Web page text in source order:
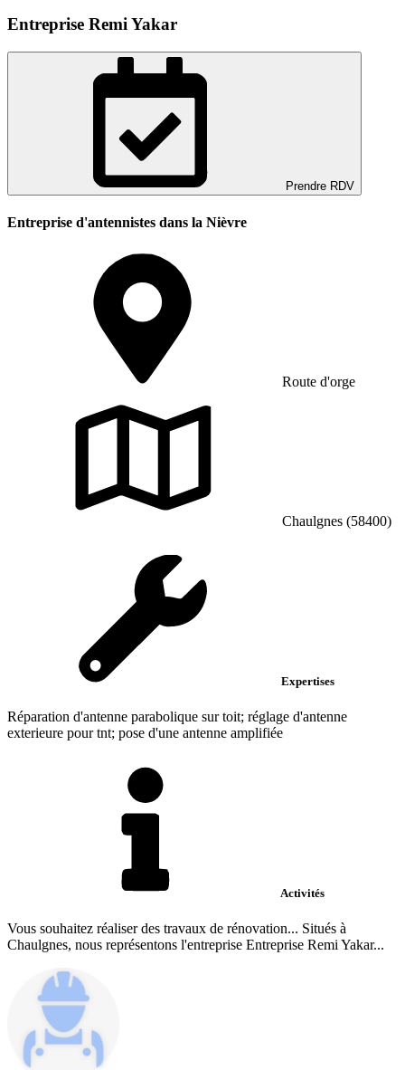
Entreprise Remi Yakar
Prendre RDV
Entreprise d'antennistes dans la Nièvre
Route d'orge
Chaulgnes (58400)
Expertises
Réparation d'antenne parabolique sur toit; réglage d'antenne
exterieure pour tnt; pose d'une antenne amplifiée
Activités
Vous souhaitez réaliser des travaux de rénovation... Situés à
Chaulgnes, nous représentons l'entreprise Entreprise Remi Yakar...